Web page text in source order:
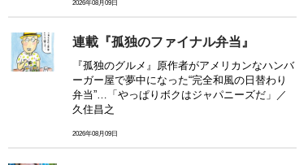
2026年08月09日
連載『孤独のファイナル弁当』
『孤独のグルメ』原作者がアメリカンなハンバ
ーガー屋で夢中になった“完全和風の日替わり
弁当”…「やっぱりボクはジャパニーズだ」／
久住昌之
2026年08月09日